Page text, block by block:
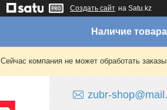
Создать сайт на Satu.kz
Наличие
Сейчас компания не может обработать
zubr-